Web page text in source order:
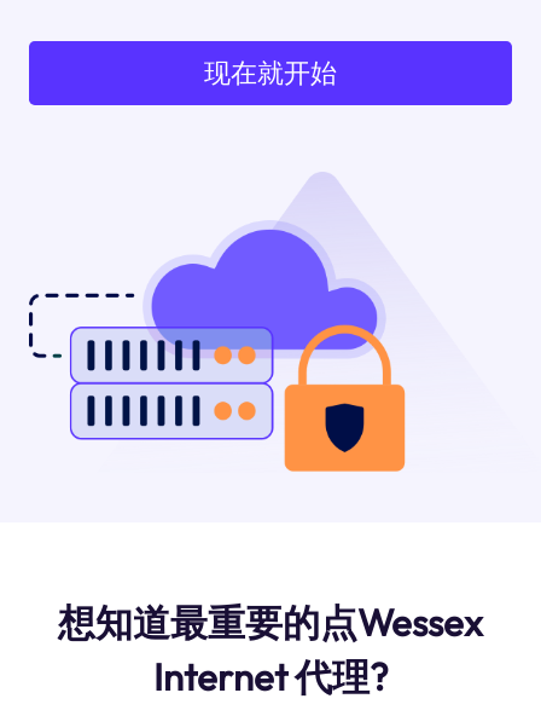
现在就开始
想知道最重要的点Wessex
Internet 代理?